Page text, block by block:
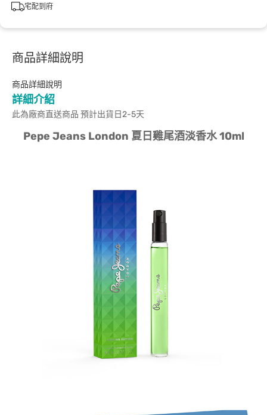
宅配到府
商品詳細說明
商品詳細說明
詳細介紹
此為廠商直送商品 預計出貨日2-5天
Pepe Jeans London 夏日雞尾酒淡香水 10ml